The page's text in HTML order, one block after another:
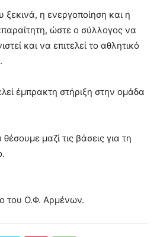
ξεκινά, η ενεργοποίηση και η
ώστε ο σύλλογος να
και να επιτελεί το αθλητικό
έμπρακτη στήριξη στην ομάδα
μαζί τις βάσεις για τη
του Ο.Φ. Αρμένων.